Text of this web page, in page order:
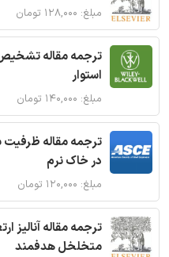
مبلغ: ۱۲۸,۰۰۰ تومان
ترجمه مقاله تشخیص
استوار
مبلغ: ۱۴۰,۰۰۰ تومان
ترجمه مقاله ظرفیت
در خاک نرم
مبلغ: ۱۲۰,۰۰۰ تومان
ترجمه مقاله آنالیز
متخلخل هدفمند